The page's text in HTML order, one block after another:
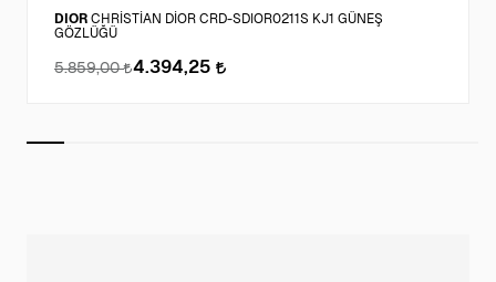
DIOR CHRİSTİAN DİOR CRD-SDIOR0211S KJ1 GÜNEŞ
GÖZLÜĞÜ
5.859,00 4.394,25